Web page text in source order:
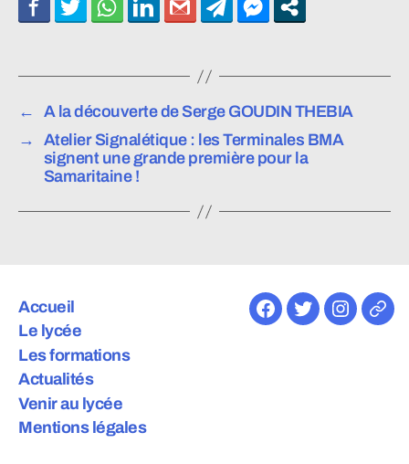
←
A la découverte de Serge GOUDIN THEBIA
→
Atelier Signalétique : les Terminales BMA
signent une grande première pour la
Samaritaine !
Accueil
Le lycée
Les formations
Actualités
Venir au lycée
Mentions légales
Facebook
Twitter
E-